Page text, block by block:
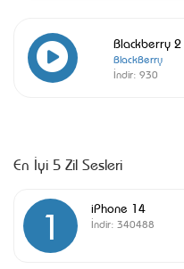
Blackberry 2
BlackBerry
İndir: 930
En İyi 5 Zil Sesleri
1 iPhone 14
İndir: 340488